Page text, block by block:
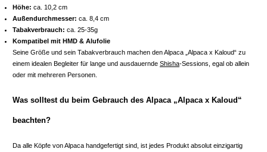
Höhe: ca. 10,2 cm
Außendurchmesser: ca. 8,4 cm
Tabakverbrauch: ca. 25-35g
Kompatibel mit HMD & Alufolie
Seine Größe und sein Tabakverbrauch machen den Alpaca „Alpaca x Kaloud“ zu
einem idealen Begleiter für lange und ausdauernde Shisha-Sessions, egal ob allein
oder mit mehreren Personen.
Was solltest du beim Gebrauch des Alpaca „Alpaca x Kaloud“
beachten?
Da alle Köpfe von Alpaca handgefertigt sind, ist jedes Produkt absolut einzigartig